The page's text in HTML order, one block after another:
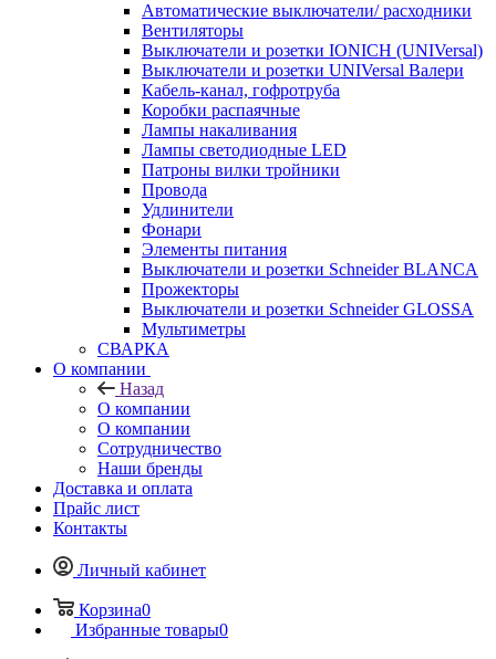
Автоматические выключатели/ расходники
Вентиляторы
Выключатели и розетки IONICH (UNIVersal)
Выключатели и розетки UNIVersal Валери
Кабель-канал, гофротруба
Коробки распаячные
Лампы накаливания
Лампы светодиодные LED
Патроны вилки тройники
Провода
Удлинители
Фонари
Элементы питания
Выключатели и розетки Schneider BLANCA
Прожекторы
Выключатели и розетки Schneider GLOSSA
Мультиметры
СВАРКА
О компании
Назад
О компании
О компании
Сотрудничество
Наши бренды
Доставка и оплата
Прайс лист
Контакты
Личный кабинет
Корзина0
Избранные товары0